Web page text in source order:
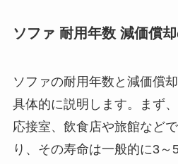
ソファ 耐用年数 減価償
ソファの耐用年数と減価償
具体的に説明します。まず
応接室、飲食店や旅館など
り、その寿命は一般的に3